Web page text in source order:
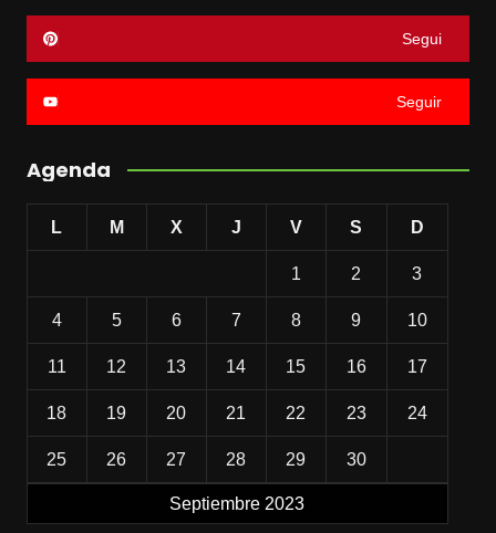
Segui
Seguir
Agenda
Septiembre 2023
L M X J V S D
1 2 3
4 5 6 7 8 9 10
11 12 13 14 15 16 17
18 19 20 21 22 23 24
25 26 27 28 29 30